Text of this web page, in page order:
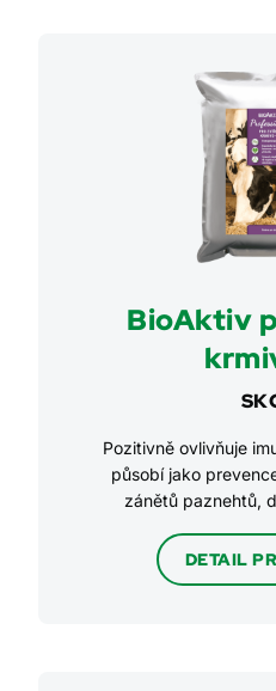
BioAktiv
Pozitivně ovlivňuje
působí jako
zánětů paznehtů,
DETAIL